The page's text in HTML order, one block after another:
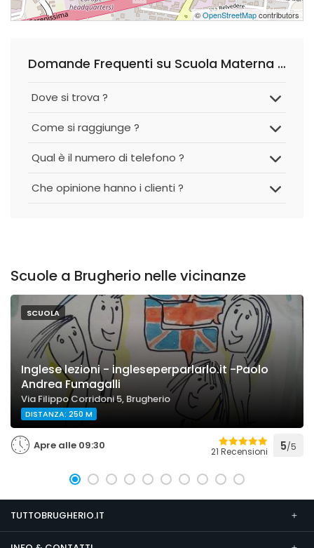
©OpenStreetMapcontributors
Domande Frequenti su Scuola Materna GRIMM
Dove si trova ?
Come si raggiunge ?
Qual è il numero di telefono ?
Che opinione hanno i clienti ?
Scuole a Brugherio nelle vicinanze
SCUOLA
Inglese lezioni - ingleseperparlarlo.it -Paolo
Andrea Fumagalli
Via Filippo Corridoni 5, Brugherio
DISTANZA: 250 M
Apre alle 09:30 21 Recensioni 5/5
TUTTOBRUGHERIO.IT